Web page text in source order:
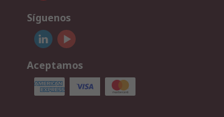
Síguenos
Aceptamos